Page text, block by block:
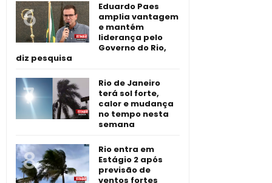
Eduardo Paes
amplia vantagem
e mantém
liderança pelo
Governo do Rio,
diz pesquisa
Rio de Janeiro
terá sol forte,
calor e mudança
no tempo nesta
semana
Rio entra em
Estágio 2 após
previsão de
ventos fortes